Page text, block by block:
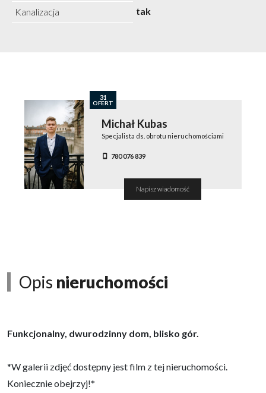
Kanalizacja
tak
Michał Kubas
Specjalista ds. obrotu nieruchomościami
780 076 839
Napisz wiadomość
31
OFERT
Opis nieruchomości
Funkcjonalny, dwurodzinny dom, blisko gór.
*W galerii zdjęć dostępny jest film z tej nieruchomości.
Koniecznie obejrzyj!*